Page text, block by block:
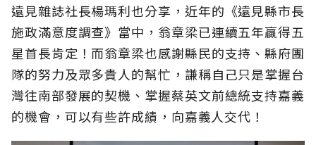
遠見雜誌社長楊瑪利也分享，近年的《遠見縣市長
施政滿意度調查》當中，翁章梁已連續五年贏得五
星首長肯定！而翁章梁也感謝縣民的支持、縣府團
隊的努力及眾多貴人的幫忙，謙稱自己只是掌握台
灣往南部發展的契機、掌握蔡英文前總統支持嘉義
的機會，可以有些許成績，向嘉義人交代！